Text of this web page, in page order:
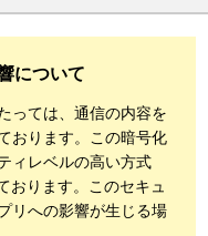
について
っては、通信の内容を
おります。この暗号化
ィレベルの高い方式
おります。このセキュ
リへの影響が生じる場